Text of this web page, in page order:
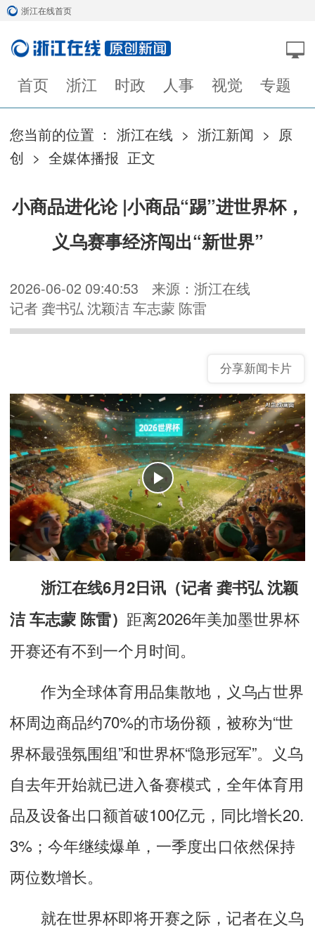
浙江在线首页
首页 浙江 时政 人事 视觉 专题
您当前的位置 ： 浙江在线 > 浙江新闻 > 原
创 > 全媒体播报 正文
小商品进化论 |小商品“踢”进世界杯，
义乌赛事经济闯出“新世界”
2026-06-02 09:40:53
来源：浙江在线
记者 龚书弘 沈颖洁 车志蒙 陈雷
分享新闻卡片
浙江在线6月2日讯（记者 龚书弘 沈颖
洁 车志蒙 陈雷） 距离2026年美加墨世界杯
开赛还有不到一个月时间。
作为全球体育用品集散地，义乌占世界
杯周边商品约70%的市场份额，被称为“世
界杯最强氛围组”和世界杯“隐形冠军”。义乌
自去年开始就已进入备赛模式，全年体育用
品及设备出口额首破100亿元，同比增长20.
3%；今年继续爆单，一季度出口依然保持
两位数增长。
就在世界杯即将开赛之际，记者在义乌